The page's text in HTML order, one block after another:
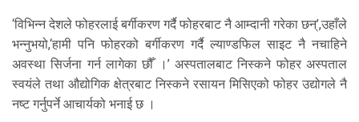
‘विभिन्न देशले फोहरलाई बर्गीकरण गर्दै फोहरबाट नै आम्दानी गरेका छन्’,उहाँले
भन्नुभयो,‘हामी पनि फोहरको बर्गीकरण गर्दै ल्याण्डफिल साइट नै नचाहिने
अवस्था सिर्जना गर्न लागेका छौँ ।’ अस्पतालबाट निस्कने फोहर अस्पताल
स्वयंले तथा औद्योगिक क्षेत्रबाट निस्कने रसायन मिसिएको फोहर उद्योगले नै
नष्ट गर्नुपर्ने आचार्यको भनाई छ ।